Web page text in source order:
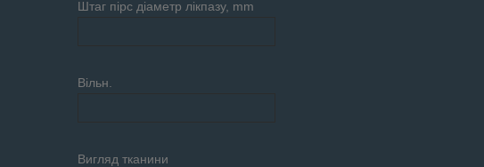
Штаг пірс діаметр лікпазу, mm
Вільн.
Вигляд тканини